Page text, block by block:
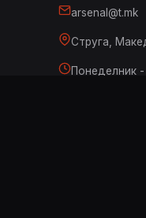
arsenal@t.mk
Струга,
Понеделник